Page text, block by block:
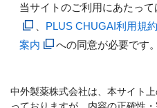
当サイトのご利用にあたって
PLUS CHUGAI利用規約
案内
への同意が必要です。
中外製薬株式会社は、本サイト
っておりますが、内容の正確性